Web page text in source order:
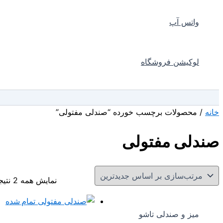
واتس آپ
لوکیشن فروشگاه
خانه / محصولات برچسب خورده “صندلی مفتولی”
صندلی مفتولی
نمایش همه 2 نتیجه
تمام شده
میز و صندلی تاشو